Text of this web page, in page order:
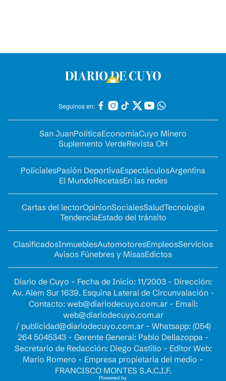
Seguinos en:
San JuanPolíticaEconomíaCuyo Minero
Suplemento VerdeRevista OH
PolicialesPasión DeportivaEspectáculosArgentina
El MundoRecetasEn las redes
Cartas del lectorOpinionSocialesSaludTecnología
TendenciaEstado del tránsito
ClasificadosInmueblesAutomotoresEmpleosServicios
Avisos Fúnebres y MisasEdictos
Diario de Cuyo - Fecha de Inicio: 11/2003 - Dirección:
Av. Alem Sur 1639. Esquina Lateral de Circunvalación -
Contacto: web@diariodecuyo.com.ar- Email:
web@diariodecuyo.com.ar
/ publicidad@diariodecuyo.com.ar- Whatsapp: (054)
264 5045343 - Gerente General: Pablo Dellazoppa -
Secretario de Redacción: Diego Castillo - Editor Web:
Mario Romero - Empresa propietaria del medio -
FRANCISCO MONTES S.A.C.I.F.